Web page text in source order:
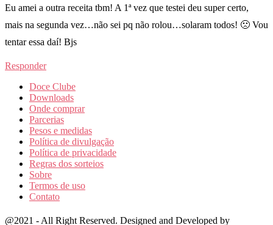
Eu amei a outra receita tbm! A 1ª vez que testei deu super certo,
mais na segunda vez…não sei pq não rolou…solaram todos! 🙁 Vou
tentar essa daí! Bjs
Responder
Doce Clube
Downloads
Onde comprar
Parcerias
Pesos e medidas
Política de divulgação
Política de privacidade
Regras dos sorteios
Sobre
Termos de uso
Contato
@2021 - All Right Reserved. Designed and Developed by